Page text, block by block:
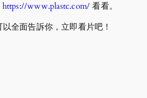
https://www.plastc.com/ 看看。
全面告訴你，立即看片吧！